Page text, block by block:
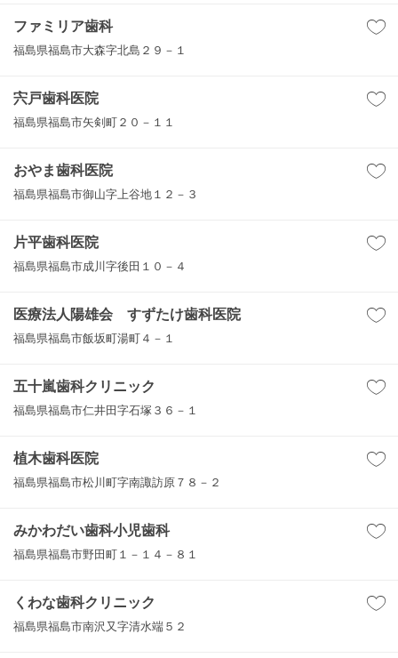
ファミリア歯科
福島県福島市大森字北島２９－１
宍戸歯科医院
福島県福島市矢剣町２０－１１
おやま歯科医院
福島県福島市御山字上谷地１２－３
片平歯科医院
福島県福島市成川字後田１０－４
医療法人陽雄会 すずたけ歯科医院
福島県福島市飯坂町湯町４－１
五十嵐歯科クリニック
福島県福島市仁井田字石塚３６－１
植木歯科医院
福島県福島市松川町字南諏訪原７８－２
みかわだい歯科小児歯科
福島県福島市野田町１－１４－８１
くわな歯科クリニック
福島県福島市南沢又字清水端５２